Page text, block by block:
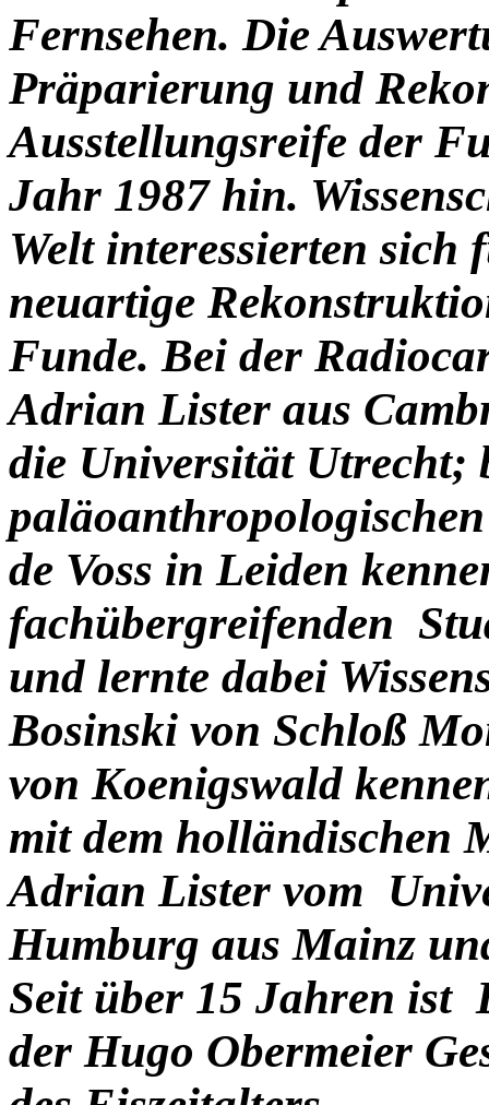
Fernsehen. Die
Präparierung und
Ausstellungsreife der
Jahr 1987 hin.
Welt interessierten sich
neuartige
Funde. Bei der
Adrian Lister aus
die Universität Utrecht;
de Voss in Leiden
fachübergreifenden
und lernte dabei
Bosinski von Schloß
von Koenigswald
mit dem holländischen
Adrian Lister vom
Humburg aus Mainz
Seit über 15 Jahren ist
der Hugo Obermeier